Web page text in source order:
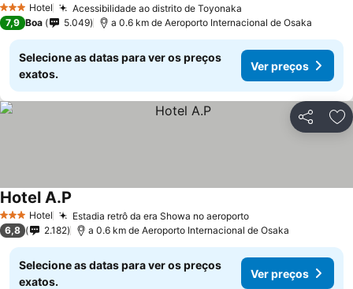
3 EstrelasHotel Acessibilidade ao distrito de Toyonaka
7,9 Boa 5.049 a 0.6 km de Aeroporto Internacional de Osaka
Selecione as datas para ver os preços
exatos.
Ver preços
Partilhar
3 EstrelasHotel Estadia retrô da era Showa no aeroportoVer preços
Hotel A.P
6,8 2.182 a 0.6 km de Aeroporto Internacional de Osaka
Selecione as datas para ver os preços
exatos.
Ver preços